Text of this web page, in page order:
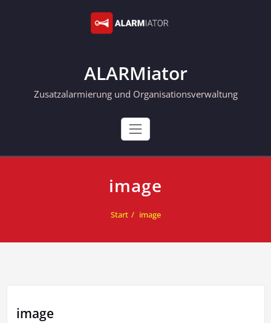
ALARMiator
Zusatzalarmierung und Organisationsverwaltung
image
Start image
image